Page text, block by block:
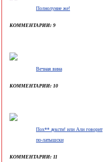
Полнолуние же!
КОММЕНТАРИИ: 9
Вечная вина
КОММЕНТАРИИ: 10
Пох** ауксти! или Али говорит
по-латышски
КОММЕНТАРИИ: 11